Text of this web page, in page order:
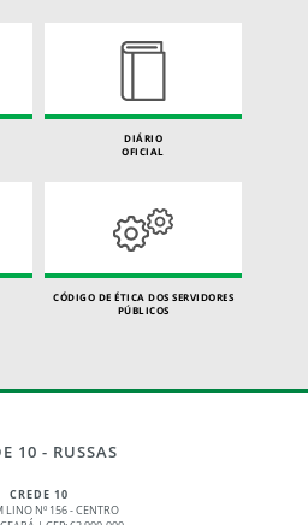
DIÁRIO
OFICIAL
CÓDIGO DE ÉTICA DOS SERVIDORES
PÚBLICOS
10 - RUSSAS
CREDE 10
LINO Nº 156 - CENTRO